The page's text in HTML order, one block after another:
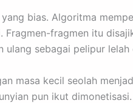
bias. Algoritma
fragmen itu
ulang sebagai pelipur lelah
masa kecil seolah
pun ikut